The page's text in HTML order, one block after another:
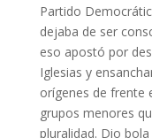
Partido
dejaba de ser
eso apostó por
Iglesias y
orígenes de frente
grupos menores
pluralidad. Dio